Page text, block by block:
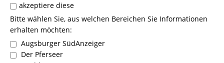
akzeptiere diese
Bitte wählen Sie, aus welchen Bereichen Sie Informationen
erhalten möchten:
Augsburger SüdAnzeiger
Der Pferseer